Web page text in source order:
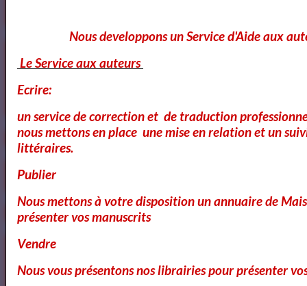
Vidéos
Bibliothéque des Pièces de Théâtre
Nous developpons un Service d'Aide aux
Le Service aux auteurs
Ecrire:
un service de correction et de traduction
nous mettons en place une mise en relation et un
littéraires.
Publier
Nous mettons à votre disposition un annuaire de
présenter vos manuscrits
Vendre
Nous vous présentons nos librairies pour présenter